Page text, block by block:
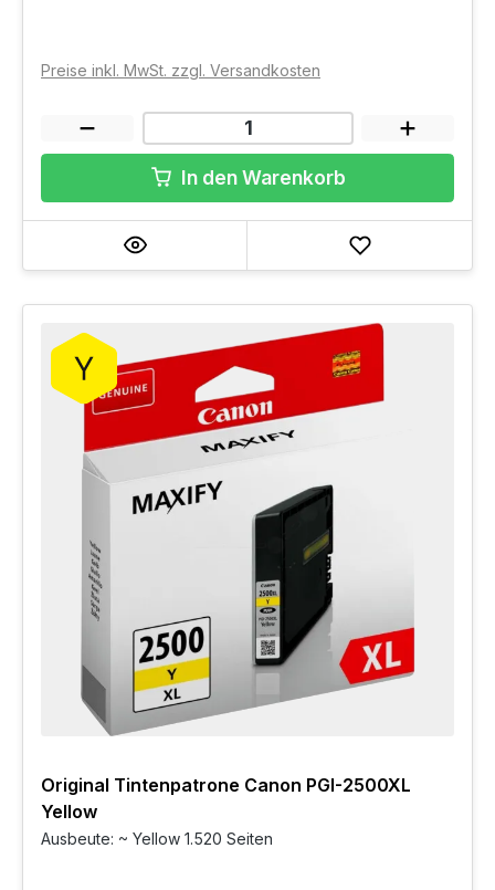
Preise inkl. MwSt. zzgl. Versandkosten
In den Warenkorb
Original Tintenpatrone Canon PGI-2500XL
Yellow
Ausbeute: ~ Yellow 1.520 Seiten